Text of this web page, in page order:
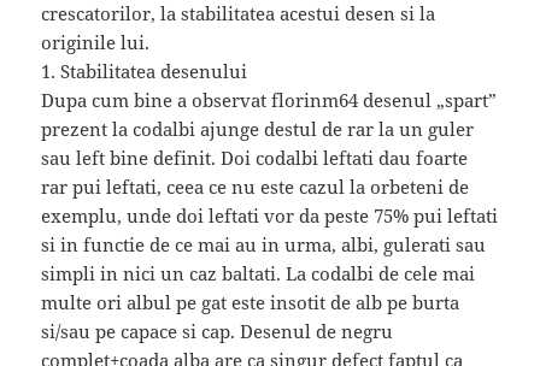
crescatorilor, la stabilitatea acestui desen si la
originile lui.
1. Stabilitatea desenului
Dupa cum bine a observat florinm64 desenul „spart”
prezent la codalbi ajunge destul de rar la un guler
sau left bine definit. Doi codalbi leftati dau foarte
rar pui leftati, ceea ce nu este cazul la orbeteni de
exemplu, unde doi leftati vor da peste 75% pui leftati
si in functie de ce mai au in urma, albi, gulerati sau
simpli in nici un caz baltati. La codalbi de cele mai
multe ori albul pe gat este insotit de alb pe burta
si/sau pe capace si cap. Desenul de negru
complet+coada alba are ca singur defect faptul ca